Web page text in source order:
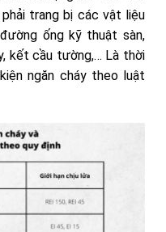
trang bị các vật liệu
ống kỹ thuật sàn,
kết cầu tường,… Là thời
ngăn cháy theo luật